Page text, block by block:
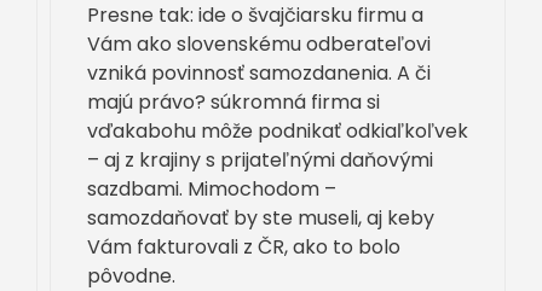
Presne tak: ide o švajčiarsku firmu a
Vám ako slovenskému odberateľovi
vzniká povinnosť samozdanenia. A či
majú právo? súkromná firma si
vďakabohu môže podnikať odkiaľkoľvek
– aj z krajiny s prijateľnými daňovými
sazdbami. Mimochodom –
samozdaňovať by ste museli, aj keby
Vám fakturovali z ČR, ako to bolo
pôvodne.